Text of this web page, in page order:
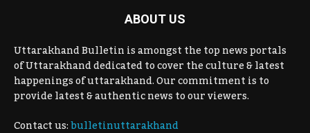
ABOUT US
Uttarakhand Bulletin is amongst the top news portals
of Uttarakhand dedicated to cover the culture & latest
happenings of uttarakhand. Our commitment is to
provide latest & authentic news to our viewers.
Contact us:bulletinuttarakhand